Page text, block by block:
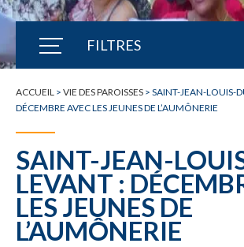
FILTRES
TOUTE L'ACTUALITÉ
ACCUEIL > VIE DES PAROISSES > SAINT-JEAN-LOUIS-
DÉCEMBRE AVEC LES JEUNES DE L’AUMÔNERIE
SAINT-JEAN-
LEVANT :
LES JEUNES DE
L’AUMÔNERIE